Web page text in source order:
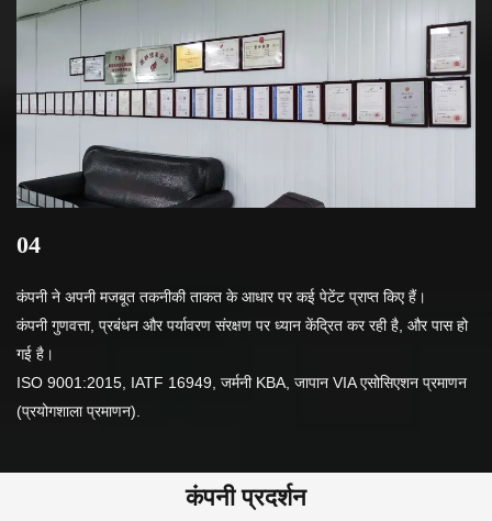
04
कंपनी ने अपनी मजबूत तकनीकी ताकत के आधार पर कई पेटेंट प्राप्त किए हैं।
कंपनी गुणवत्ता, प्रबंधन और पर्यावरण संरक्षण पर ध्यान केंद्रित कर रही है, और पास हो
गई है।
ISO 9001:2015, IATF 16949, जर्मनी KBA, जापान VIA एसोसिएशन प्रमाणन
(प्रयोगशाला प्रमाणन).
कंपनी प्रदर्शन